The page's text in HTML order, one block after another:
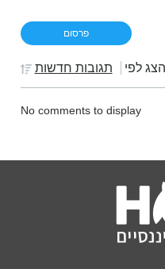
הצג לפי תגובות חדשות
No comments to display